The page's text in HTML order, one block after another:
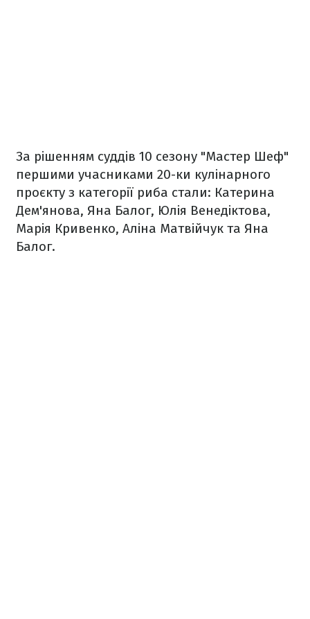
За рішенням суддів 10 сезону "Мастер Шеф"
першими учасниками 20-ки кулінарного
проєкту з категорії риба стали: Катерина
Дем'янова, Яна Балог, Юлія Венедіктова,
Марія Кривенко, Аліна Матвійчук та Яна
Балог.